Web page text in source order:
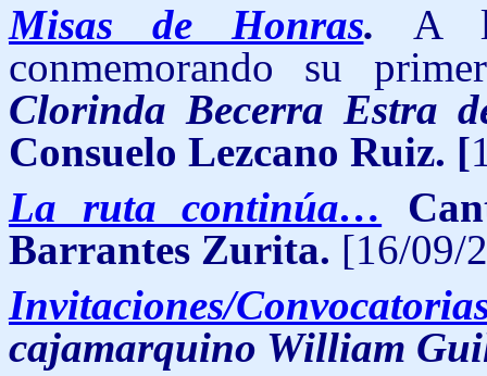
Misas de Honras. A
conmemorando su
Clorinda Becerra Estra
Consuelo Lezcano Ruiz. [
La ruta continúa…
Barrantes Zurita. [16/09/
Invitaciones/
cajamarquino William